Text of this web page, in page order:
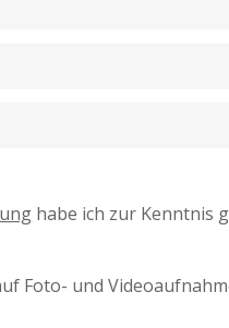
habe ich zur Kenntnis
Foto- und